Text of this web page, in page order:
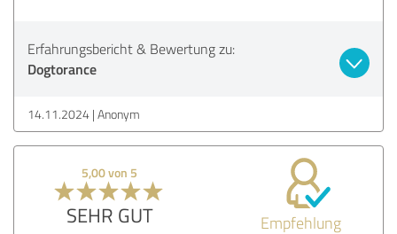
Erfahrungsbericht & Bewertung zu:
Dogtorance
14.11.2024 Anonym
5,00 von 5
SEHR GUT Empfehlung